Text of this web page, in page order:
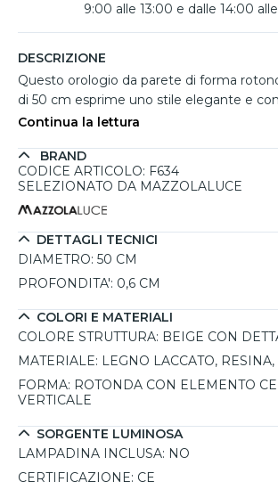
9:00 alle 13:00 e dalle 14:00
DESCRIZIONE
Questo orologio da parete di forma
di 50 cm esprime uno stile elegante e
perfetto per soggiorni, salotti o zone
foglia oro che donano luminosità
centrale verticale in resina effetto
decorativo di grande impatto. Numeri
dorate in metallo lucido completano il
coerenza estetica. Realizzato su base in
rivestito in resina ad alta trasparenza,
artigianalmente. Un orologio moderno
realizzato a mano con estrema cura per i
Continua la lettura
BRAND
CODICE ARTICOLO: F634
SELEZIONATO DA MAZZOLALUCE
DETTAGLI TECNICI
DIAMETRO: 50 CM
PROFONDITA': 0,6 CM
COLORI E MATERIALI
COLORE STRUTTURA: BEIGE CON
MATERIALE: LEGNO LACCATO,
FORMA: ROTONDA CON ELEMENTO
VERTICALE
SORGENTE LUMINOSA
LAMPADINA INCLUSA: NO
CERTIFICAZIONE: CE